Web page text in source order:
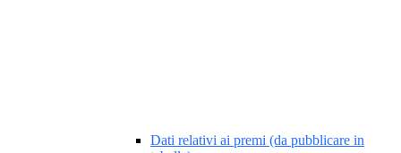
Dati relativi ai premi (da pubblicare in